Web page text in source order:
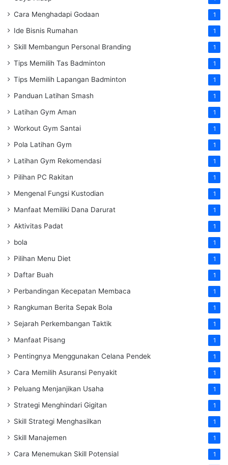
Cara Menghadapi Godaan 1
Ide Bisnis Rumahan 1
Skill Membangun Personal Branding 1
Tips Memilih Tas Badminton 1
Tips Memilih Lapangan Badminton 1
Panduan Latihan Smash 1
Latihan Gym Aman 1
Workout Gym Santai 1
Pola Latihan Gym 1
Latihan Gym Rekomendasi 1
Pilihan PC Rakitan 1
Mengenal Fungsi Kustodian 1
Manfaat Memiliki Dana Darurat 1
Aktivitas Padat 1
bola 1
Pilihan Menu Diet 1
Daftar Buah 1
Perbandingan Kecepatan Membaca 1
Rangkuman Berita Sepak Bola 1
Sejarah Perkembangan Taktik 1
Manfaat Pisang 1
Pentingnya Menggunakan Celana Pendek 1
Cara Memilih Asuransi Penyakit 1
Peluang Menjanjikan Usaha 1
Strategi Menghindari Gigitan 1
Skill Strategi Menghasilkan 1
Skill Manajemen 1
Cara Menemukan Skill Potensial 1